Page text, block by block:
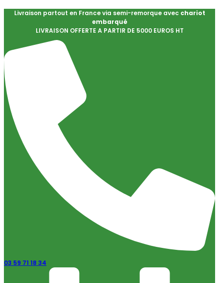
Livraison partout en France via semi-remorque avec chariot
embarqué
LIVRAISON OFFERTE A PARTIR DE 5000 EUROS HT
03 59 71 18 34